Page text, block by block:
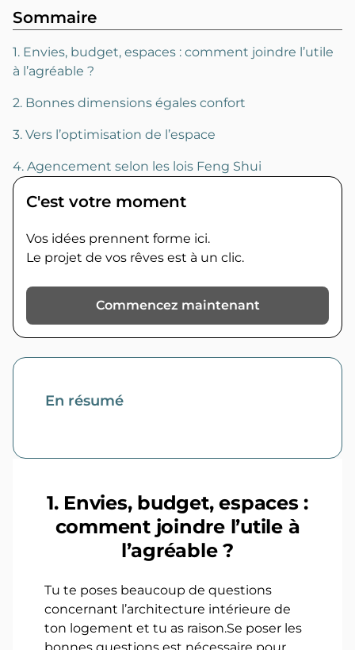
Sommaire
1. Envies, budget, espaces : comment joindre l’utile
à l’agréable ?
2. Bonnes dimensions égales confort
3. Vers l’optimisation de l’espace
4. Agencement selon les lois Feng Shui
C'est votre moment
Vos idées prennent forme ici.
Le projet de vos rêves est à un clic.
Commencez maintenant
En résumé
1. Envies, budget, espaces :
comment joindre l’utile à
l’agréable ?
Tu te poses beaucoup de questions
concernant l’architecture intérieure de
ton logement et tu as raison.Se poser les
bonnes questions est nécessaire pour